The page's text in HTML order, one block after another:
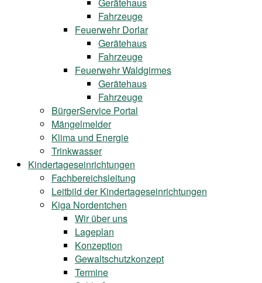
Fahrzeuge
Feuerwehr Dorlar
Gerätehaus
Fahrzeuge
Feuerwehr Waldgirmes
Gerätehaus
Fahrzeuge
BürgerService Portal
Mängelmelder
Klima und Energie
Trinkwasser
Kindertageseinrichtungen
Fachbereichsleitung
Leitbild der Kindertageseinrichtungen
Kiga Nordentchen
Wir über uns
Lageplan
Konzeption
Gewaltschutzkonzept
Termine